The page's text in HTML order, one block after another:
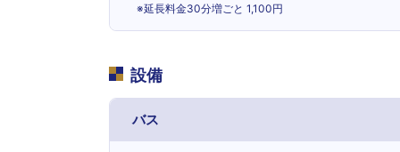
※延長料金30分増ごと 1,100円
設備
バス